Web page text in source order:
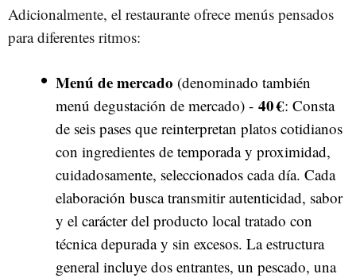
Adicionalmente, el restaurante ofrece menús pensados
para diferentes ritmos:
Menú de mercado (denominado también
menú degustación de mercado) - 40 €: Consta
de seis pases que reinterpretan platos cotidianos
con ingredientes de temporada y proximidad,
cuidadosamente, seleccionados cada día. Cada
elaboración busca transmitir autenticidad, sabor
y el carácter del producto local tratado con
técnica depurada y sin excesos. La estructura
general incluye dos entrantes, un pescado, una